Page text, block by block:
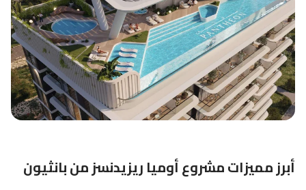
أبرز مميزات مشروع أوميا ريزيدنسز من بانثيون